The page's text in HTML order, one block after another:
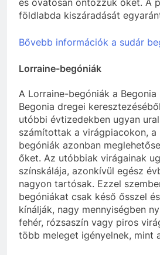
és óvatosan öntözzük őket. A
földlabda kiszáradását
Bővebb információk a sudár
Lorraine-begóniák
A Lorraine-begóniák a Begonia
Begonia dregei
utóbbi évtizedekben ugyan
számítottak a virágpiacokon, a
begóniák azonban
őket. Az utóbbiak virágainak
színskálája, azonkívül egész
nagyon tartósak. Ezzel
begóniákat csak késő ősszel
kínálják, nagy mennyiségben
fehér, rózsaszín vagy piros
több meleget igényelnek, mint